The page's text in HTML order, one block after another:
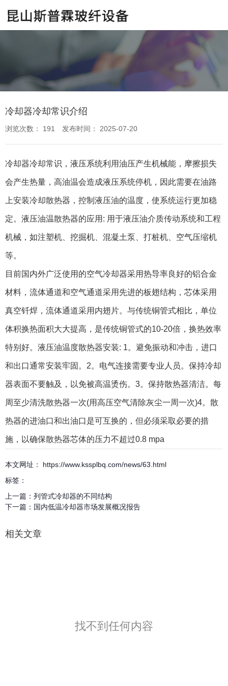
冷却器冷却常识介绍
浏览次数： 191 发布时间： 2025-07-20
冷却器冷却常识，液压系统利用油压产生机械能，摩擦损失
会产生热量，高油温会造成液压系统停机，因此需要在油路
上安装冷却散热器，控制液压油的温度，使系统运行更加稳
定。液压油温散热器的应用: 用于液压油介质传动系统和工程
机械，如注塑机、挖掘机、混凝土泵、打桩机、空气压缩机
等。
目前国内外广泛使用的空气冷却器采用热导率良好的铝合金
材料，流体通道和空气通道采用先进的板翅结构，芯体采用
真空钎焊，流体通道采用内翅片。与传统铜管式相比，单位
体积换热面积大大提高，是传统铜管式的10-20倍，换热效率
特别好。液压油温度散热器安装: 1。避免振动和冲击，进口
和出口通常安装牢固。2。电气连接需要专业人员。保持冷却
器表面不要触及，以免被高温烫伤。3。保持散热器清洁。每
周至少清洗散热器一次(用高压空气清除灰尘一周一次)4。散
热器的进油口和出油口是可互换的，但必须采取必要的措
施，以确保散热器芯体的压力不超过0.8 mpa
本文网址： https://www.kssplbq.com/news/63.html
标签：
上一篇： 列管式冷却器的不同结构
下一篇： 国内低温冷却器市场发展概况报告
相关文章
找不到任何内容